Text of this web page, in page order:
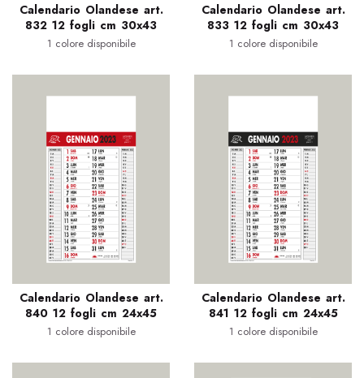
Calendario Olandese art.
832 12 fogli cm 30x43
1 colore disponibile
Calendario Olandese art.
833 12 fogli cm 30x43
1 colore disponibile
Calendario Olandese art.
840 12 fogli cm 24x45
1 colore disponibile
Calendario Olandese art.
841 12 fogli cm 24x45
1 colore disponibile